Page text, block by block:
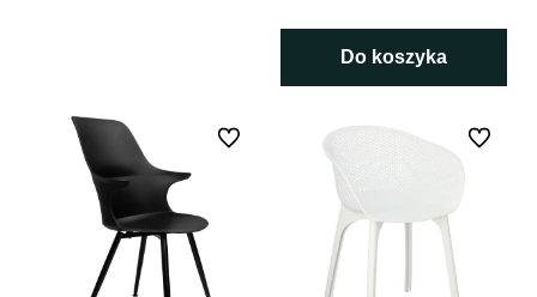
Do koszyka
Do ulubionych Do